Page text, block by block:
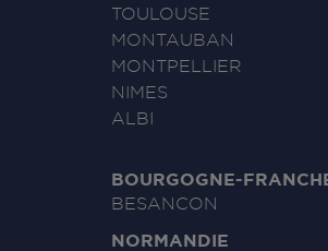
TOULOUSE
MONTAUBAN
MONTPELLIER
NIMES
ALBI
BOURGOGNE-
BESANCON
NORMANDIE